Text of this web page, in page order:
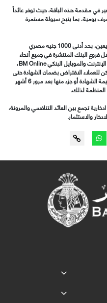
في مقدمة هذه الباقة، حيث توفر عائداً
مع دورية صرف يومية، بما يتيح سيولة مستمرة
وتُصدر الشهادة لمدة ثلاث سنوات للأفراد الطبيعين، بحد أدنى 1000 جنيه مصري
فروع البنك المنتشرة في جميع أنحاء
الجمهورية، أو عبر القنوات الرقمية للبنك، مثل الإنترنت والموبايل البنكي BM Online،
للعملاء الاقتراض بضمان الشهادة حتى
90% من قيمتها الأسمية، كما يمكن استرداد قيمة الشهادة أو جزء منها بعد مرور 6 أشهر
المنظمة لذلك.
تجمع بين العائد التنافسي والمرونة،
والاستثمار.